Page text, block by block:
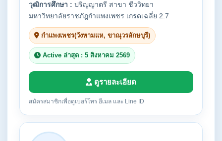
วุฒิการศึกษา : ปริญญาตรี สาขา ชีววิทยา
มหาวิทยาลัยราชภัฎกำแพงเพชร เกรดเฉลี่ย 2.7
กำแพงเพชร(วังหามแห, ขาณุวรลักษบุรี)
Active ล่าสุด : 5 สิงหาคม 2569
ดูรายละเอียด
สมัครสมาชิกเพื่อดูเบอร์โทร อีเมล และ Line ID